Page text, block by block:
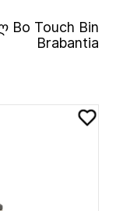
Bo Touch Bin
Brabantia